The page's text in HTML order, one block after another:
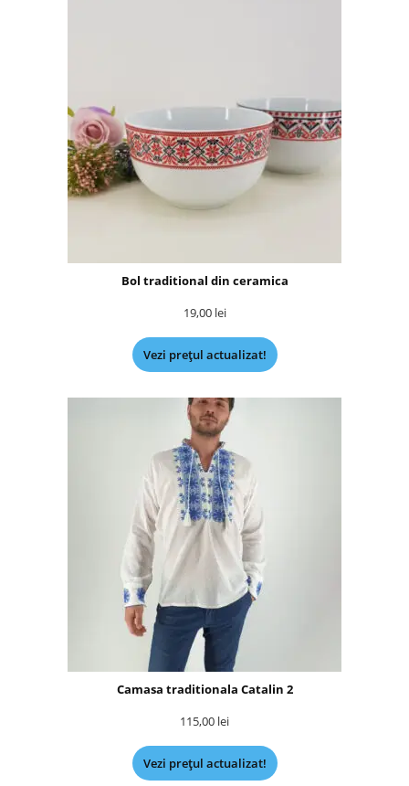
Bol traditional din ceramica
19,00 lei
Vezi prețul actualizat!
Camasa traditionala Catalin 2
115,00 lei
Vezi prețul actualizat!